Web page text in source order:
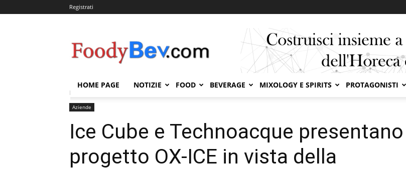
Registrati
HOME PAGE NOTIZIE FOOD BEVERAGE MIXOLOGY E SPIRITS PROTAGONISTI
Home
Aziende
Ice Cube e Technoacque presentano
progetto OX-ICE in vista della